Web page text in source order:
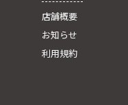
店舗概要
お知らせ
利用規約